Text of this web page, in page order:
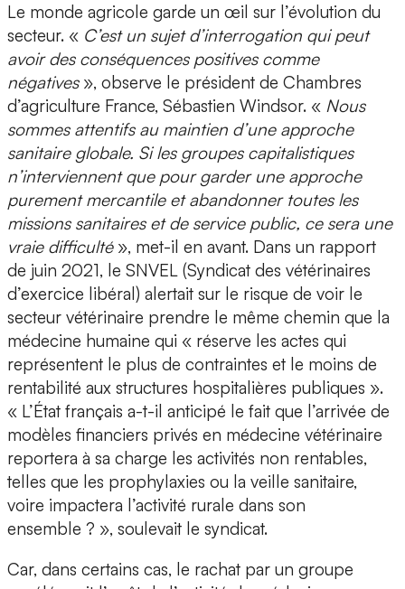
Le monde agricole garde un œil sur l’évolution du
secteur. « C’est un sujet d’interrogation qui peut
avoir des conséquences positives comme
négatives», observe le président de Chambres
d’agriculture France, Sébastien Windsor. « Nous
sommes attentifs au maintien d’une approche
sanitaire globale. Si les groupes capitalistiques
n’interviennent que pour garder une approche
purement mercantile et abandonner toutes les
missions sanitaires et de service public, ce sera une
vraie difficulté », met-il en avant. Dans un rapport
de juin 2021, le SNVEL (Syndicat des vétérinaires
d’exercice libéral) alertait sur le risque de voir le
secteur vétérinaire prendre le même chemin que la
médecine humaine qui « réserve les actes qui
représentent le plus de contraintes et le moins de
rentabilité aux structures hospitalières publiques ».
« L’État français a-t-il anticipé le fait que l’arrivée de
modèles financiers privés en médecine vétérinaire
reportera à sa charge les activités non rentables,
telles que les prophylaxies ou la veille sanitaire,
voire impactera l’activité rurale dans son
ensemble ? », soulevait le syndicat.
Car, dans certains cas, le rachat par un groupe